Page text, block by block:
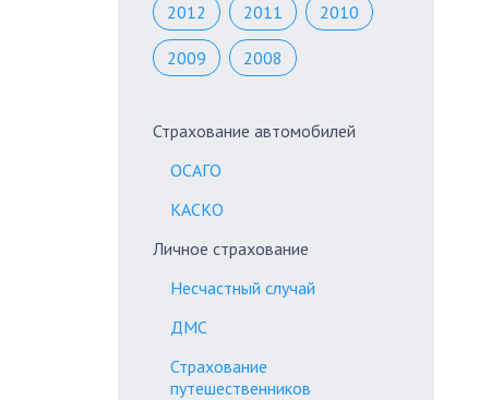
2012 2011 2010
2009 2008
Страхование автомобилей
ОСАГО
КАСКО
Личное страхование
Несчастный случай
ДМС
Страхование
путешественников